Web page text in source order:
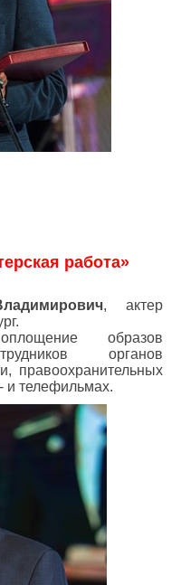
работа»
, актер
образов
органов
правоохранительных
и телефильмах.